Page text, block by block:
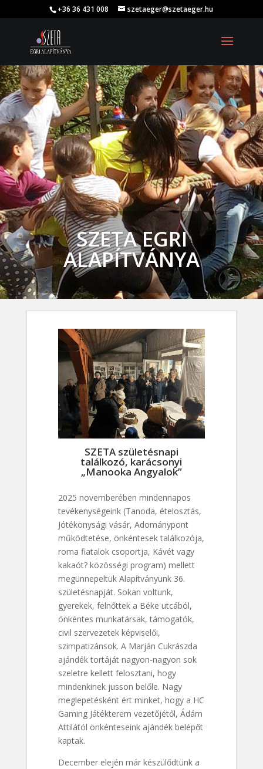
+36 36 431 008 szetaeger@szetaeger.hu
SZETA EGRI
ALAPÍTVÁNYA
SZETA születésnapi
találkozó, karácsonyi
„Manooka Angyalok”
2025 novemberében mindennapos
tevékenységeink (Tanoda, ételosztás,
Jótékonysági vásár, Adománypont
működtetése, önkéntesek találkozója,
roma fiatalok csoportja, Kávét vagy
kakaót? közösségi program) mellett
megünnepeltük Alapítványunk 36.
születésnapját. Sokan voltunk,
gyerekek, felnőttek a Béke utcából,
önkéntes munkatársak, támogatók,
civil szervezetek képviselői,
szimpatizánsok. A Marján Cukrászda
ajándék tortáját nagyon-nagyon sok
szeletre kellett felosztani, hogy
mindenkinek jusson belőle. Nagy
meglepetésként ért minket, hogy a HC
Gaming Játékterem vezetőjétől, Ádám
Attilától önkénteseink ajándék belépőt
kaptak.
December elején már készülődtünk a